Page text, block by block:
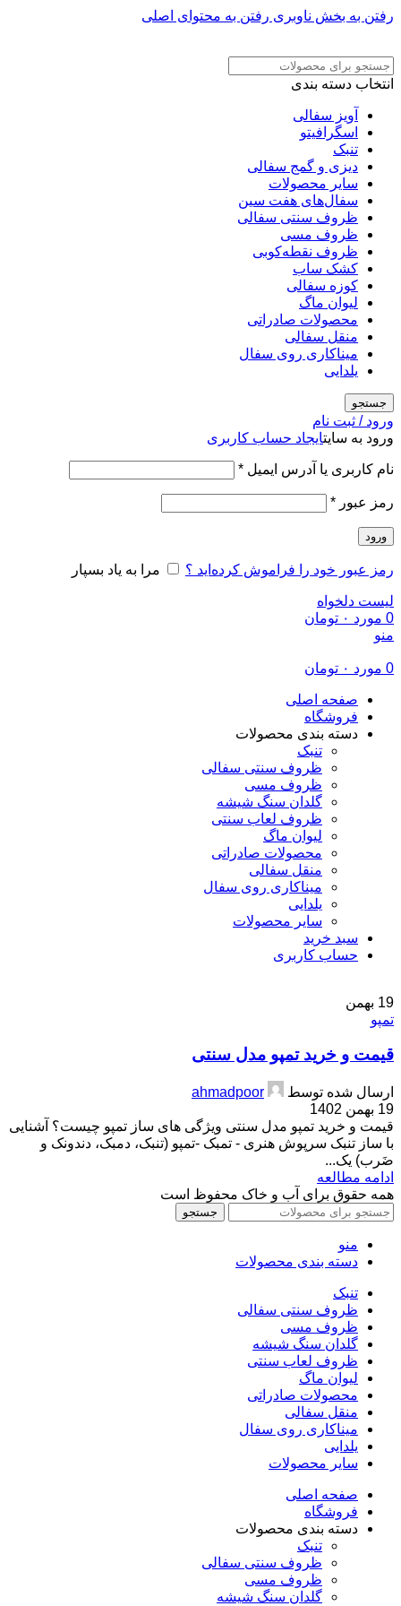
رفتن به بخش ناوبری رفتن به محتوای اصلی
انتخاب دسته بندی
آویز سفالی
اسگرافیتو
تنبک
دیزی و گمج سفالی
سایر محصولات
سفال‌های هفت‌ سین
ظروف سنتی سفالی
ظروف مسی
ظروف نقطه‌کوبی
کشک ساب
کوزه سفالی
لیوان ماگ
محصولات صادراتی
منقل سفالی
میناکاری روی سفال
یلدایی
جستجو
ورود / ثبت نام
ورود به سایتایجاد حساب کاربری
نام کاربری یا آدرس ایمیل *الزامی
رمز عبور *الزامی
ورود
رمز عبور خود را فراموش کرده‌اید ؟ مرا به یاد بسپار
لیست دلخواه
0 مورد ۰ تومان
منو
0 مورد ۰ تومان
صفحه اصلی
فروشگاه
دسته بندی محصولات
تنبک
ظروف سنتی سفالی
ظروف مسی
گلدان سنگ شیشه
ظروف لعاب سنتی
لیوان ماگ
محصولات صادراتی
منقل سفالی
میناکاری روی سفال
یلدایی
سایر محصولات
سبد خرید
حساب کاربری
19 بهمن
تمپو
قیمت و خرید تمپو مدل سنتی
ارسال شده توسط
ahmadpoor
19 بهمن 1402
قیمت و خرید تمپو مدل سنتی ویژگی های ساز تمپو چیست؟ آشنایی
با ساز تنبک سرپوش هنری - تمبک -تمپو (تنبک، دمبک، دندونک و
ضَرب) یک...
ادامه مطالعه
همه حقوق برای آب و خاک محفوظ است
جستجو
منو
دسته بندی محصولات
تنبک
ظروف سنتی سفالی
ظروف مسی
گلدان سنگ شیشه
ظروف لعاب سنتی
لیوان ماگ
محصولات صادراتی
منقل سفالی
میناکاری روی سفال
یلدایی
سایر محصولات
صفحه اصلی
فروشگاه
دسته بندی محصولات
تنبک
ظروف سنتی سفالی
ظروف مسی
گلدان سنگ شیشه